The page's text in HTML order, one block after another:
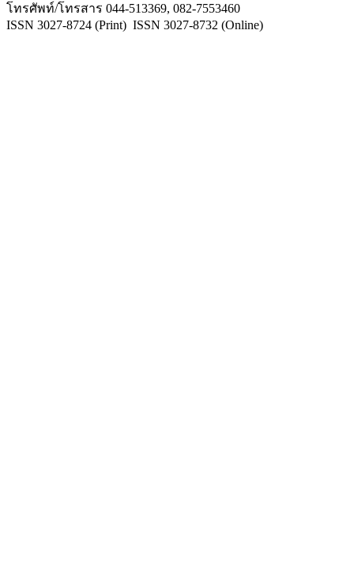
โทรศัพท์/โทรสาร 044-513369, 082-7553460
ISSN 3027-8724 (Print) ISSN 3027-8732 (Online)